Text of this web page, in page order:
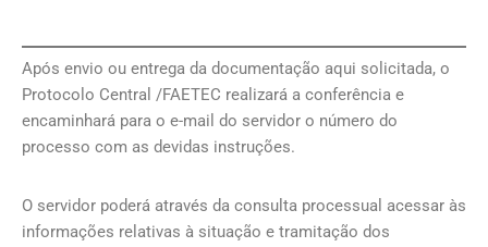
Após envio ou entrega da documentação aqui solicitada, o
Protocolo Central /FAETEC realizará a conferência e
encaminhará para o e-mail do servidor o número do
processo com as devidas instruções.
O servidor poderá através da consulta processual acessar às
informações relativas à situação e tramitação dos